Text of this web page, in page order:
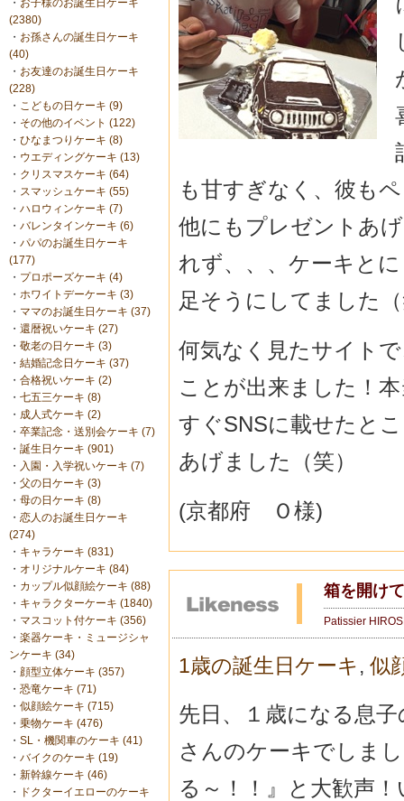
・ お子様のお誕生日ケーキ
(2380)
・ お孫さんの誕生日ケーキ
(40)
・ お友達のお誕生日ケーキ
(228)
・ こどもの日ケーキ (9)
・ その他のイベント (122)
・ ひなまつりケーキ (8)
・ ウエディングケーキ (13)
・ クリスマスケーキ (64)
・ スマッシュケーキ (55)
・ ハロウィンケーキ (7)
・ バレンタインケーキ (6)
・ パパのお誕生日ケーキ
(177)
・ プロポーズケーキ (4)
・ ホワイトデーケーキ (3)
・ ママのお誕生日ケーキ (37)
・ 還暦祝いケーキ (27)
・ 敬老の日ケーキ (3)
・ 結婚記念日ケーキ (37)
・ 合格祝いケーキ (2)
・ 七五三ケーキ (8)
・ 成人式ケーキ (2)
・ 卒業記念・送別会ケーキ (7)
・ 誕生日ケーキ (901)
・ 入園・入学祝いケーキ (7)
・ 父の日ケーキ (3)
・ 母の日ケーキ (8)
・ 恋人のお誕生日ケーキ
(274)
・ キャラケーキ (831)
・ オリジナルケーキ (84)
・ カップル似顔絵ケーキ (88)
・ キャラクターケーキ (1840)
・ マスコット付ケーキ (356)
・ 楽器ケーキ・ミュージシャ
ンケーキ (34)
・ 顔型立体ケーキ (357)
・ 恐竜ケーキ (71)
・ 似顔絵ケーキ (715)
・ 乗物ケーキ (476)
・ SL・機関車のケーキ (41)
・ バイクのケーキ (19)
・ 新幹線ケーキ (46)
・
ドクターイエローのケーキ
も甘すぎなく、彼も
他にもプレゼントあ
れず、、、ケーキと
足そうにしてました
何気なく見たサイト
ことが出来ました！
すぐSNSに載せたと
あげました（笑）
(京都府 Ｏ様)
箱を開け
Patissier
1歳の誕生日ケーキ , 似
先日、１歳になる息
さんのケーキでしま
る～！！』と大歓声